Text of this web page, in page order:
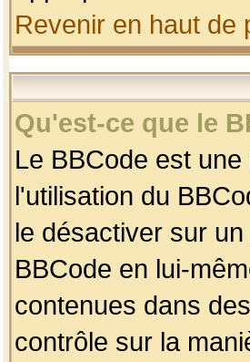
Revenir en haut de
Qu'est-ce que le
Le BBCode est
l'utilisation du
le désactiver sur
BBCode en lui-
contenues dans
contrôle sur la